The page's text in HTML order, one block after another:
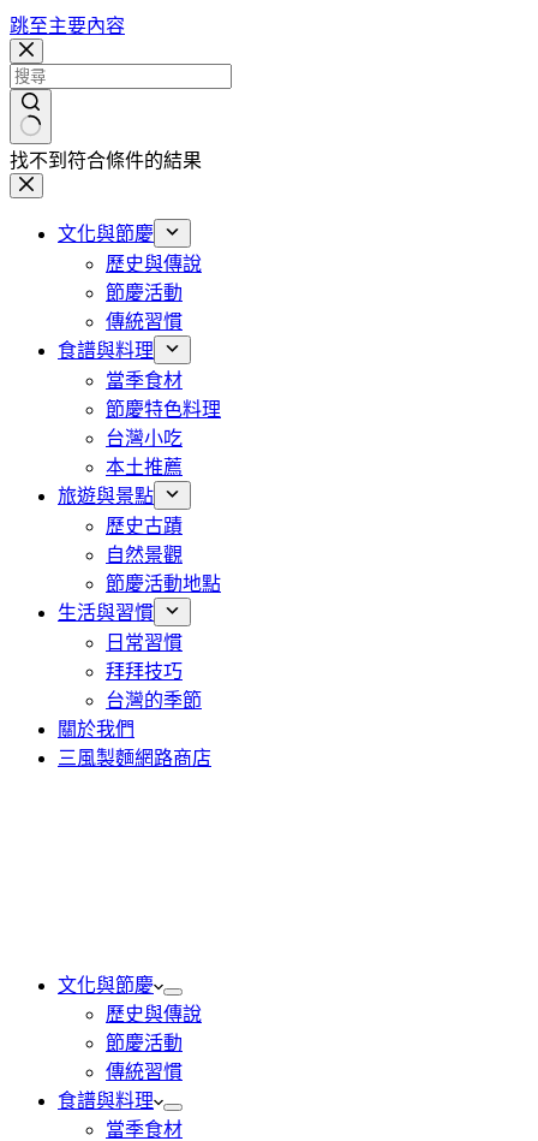
跳至主要內容
找不到符合條件的結果
文化與節慶
歷史與傳說
節慶活動
傳統習慣
食譜與料理
當季食材
節慶特色料理
台灣小吃
本土推薦
旅遊與景點
歷史古蹟
自然景觀
節慶活動地點
生活與習慣
日常習慣
拜拜技巧
台灣的季節
關於我們
三風製麵網路商店
文化與節慶
歷史與傳說
節慶活動
傳統習慣
食譜與料理
當季食材